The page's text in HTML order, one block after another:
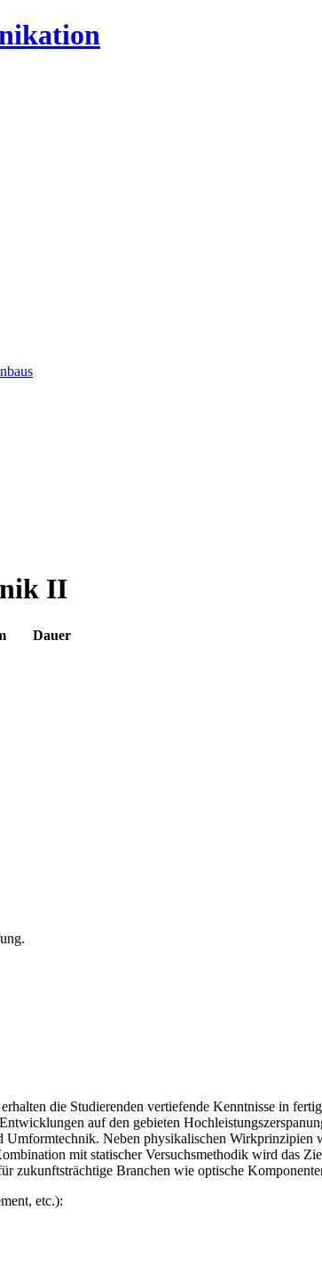
II
Dauer
die Studierenden vertiefende Kenntnisse in
auf den gebieten
Umformtechnik. Neben physikalischen
mit statischer Versuchsmethodik wird das
zukunftsträchtige Branchen wie optische
etc.):